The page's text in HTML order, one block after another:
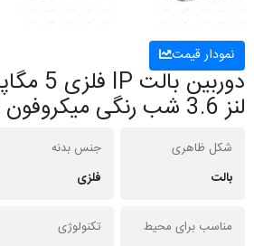
نمودار قیمت
لنز 3.6 شب رنگی میکروفون داخلی
شکل ظاهری
بالت
جنس بدنه
فلزی
مناسب برای محیط
تکنولوژی